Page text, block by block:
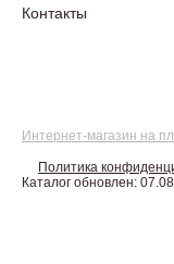
Контакты
Интернет-магазин на
Политика
Каталог обновлен: